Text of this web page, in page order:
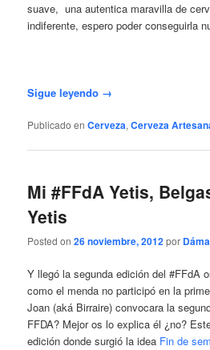
suave, una autentica maravilla de
indiferente, espero poder conseguirla
Sigue leyendo →
Publicado en Cerveza,Cerveza
Mi #FFdA Yetis,
Yetis
Posted on26 noviembre, 2012por
Y llegó la segunda edición del #FFdA
como el menda no participó en la
Joan (aká Birraire) convocara la
FFDA? Mejor os lo explica él ¿no?
edición donde surgió la idea Fin de